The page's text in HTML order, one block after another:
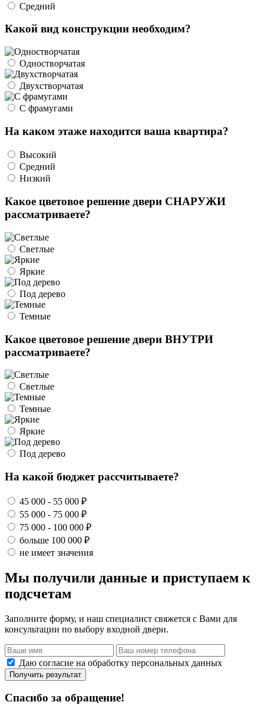
Средний
Какой вид конструкции необходим?
Одностворчатая
Двухстворчатая
С фрамугами
На каком этаже находится ваша квартира?
Высокий
Средний
Низкий
Какое цветовое решение двери СНАРУЖИ
рассматриваете?
Светлые
Яркие
Под дерево
Темные
Какое цветовое решение двери ВНУТРИ
рассматриваете?
Светлые
Темные
Яркие
Под дерево
На какой бюджет рассчитываете?
45 000 - 55 000 ₽
55 000 - 75 000 ₽
75 000 - 100 000 ₽
больше 100 000 ₽
не имеет значения
Мы получили данные и приступаем к
подсчетам
Заполните форму, и наш специалист свяжется с Вами для
консультации по выбору входной двери.
Даю согласие на обработку персональных данных
Получить результат
Спасибо за обращение!